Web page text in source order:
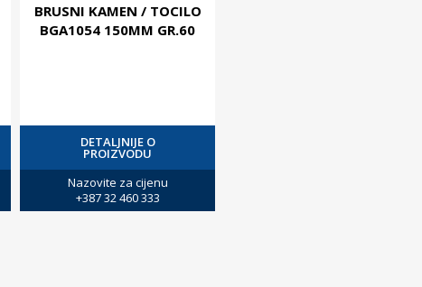
BRUSNI KAMEN / TOCILO
BGA1054 150MM GR.60
DETALJNIJE O
PROIZVODU
Nazovite za cijenu
+387 32 460 333